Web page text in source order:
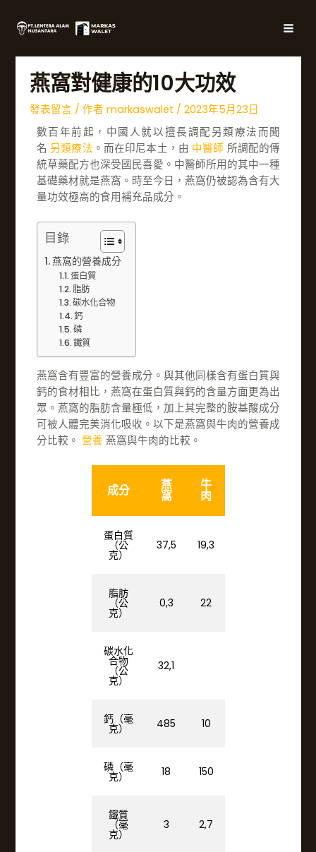
燕窩對健康的10大功效
發表留言 / 作者 markaswalet / 2023年5月23日
數百年前起，中國人就以擅長調配另類療法而聞
名 另類療法 。而在印尼本土，由 中醫師 所調配的傳
統草藥配方也深受國民喜愛。中醫師所用的其中一種
基礎藥材就是燕窩。時至今日，燕窩仍被認為含有大
量功效極高的食用補充品成分。
目錄
燕窩的營養成分
蛋白質
脂肪
碳水化合物
鈣
磷
鐵質
燕窩含有豐富的營養成分。與其他同樣含有蛋白質與
鈣的食材相比，燕窩在蛋白質與鈣的含量方面更為出
眾。燕窩的脂肪含量極低，加上其完整的胺基酸成分
可被人體完美消化吸收。以下是燕窩與牛肉的營養成
分比較。 營養 燕窩與牛肉的比較。
成分 燕
窩
牛
肉
蛋白質
（公
克）
37,5 19,3
脂肪
（公
克）
0,3 22
碳水化
合物
（公
克）
32,1
鈣（毫
克） 485 10
磷（毫
克） 18 150
鐵質
（毫
克）
3 2,7
章
導
覽